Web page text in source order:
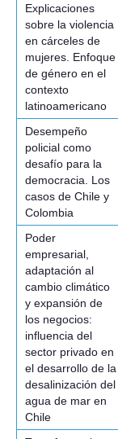
Explicaciones
sobre la violencia
en cárceles de
mujeres. Enfoque
de género en el
contexto
latinoamericano
Desempeño
policial como
desafío para la
democracia. Los
casos de Chile y
Colombia
Poder
empresarial,
adaptación al
cambio climático
y expansión de
los negocios:
influencia del
sector privado en
el desarrollo de la
desalinización del
agua de mar en
Chile